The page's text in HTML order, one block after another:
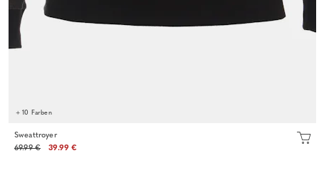
+ 10 Farben
Sweattroyer
69.99 €
39.99 €